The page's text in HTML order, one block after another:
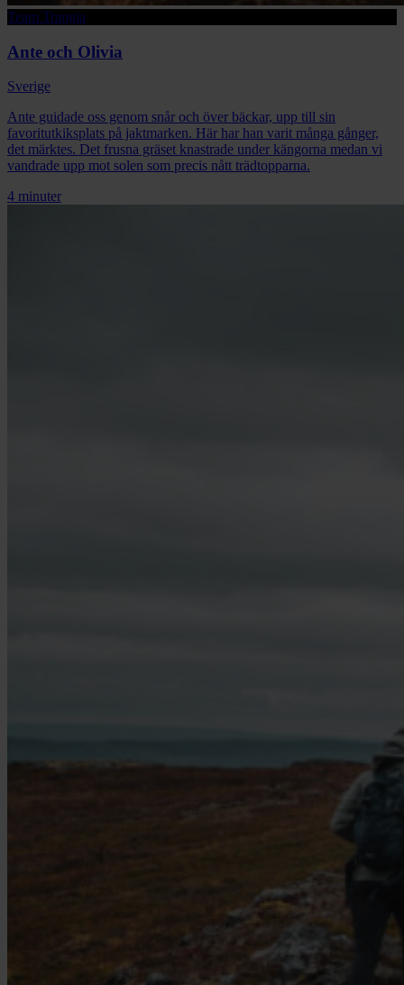
Team Trangia
Ante och Olivia
Sverige
Ante guidade oss genom snår och över bäckar, upp till sin
favoritutkiksplats på jaktmarken. Här har han varit många gånger,
det märktes. Det frusna gräset knastrade under kängorna medan vi
vandrade upp mot solen som precis nått trädtopparna.
4 minuter